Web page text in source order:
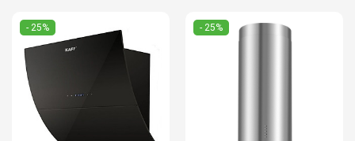
- 25% - 25%